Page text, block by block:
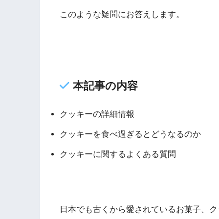
このような疑問にお答えします。
本記事の内容
クッキーの詳細情報
クッキーを食べ過ぎるとどうなるのか
クッキーに関するよくある質問
日本でも古くから愛されているお菓子、